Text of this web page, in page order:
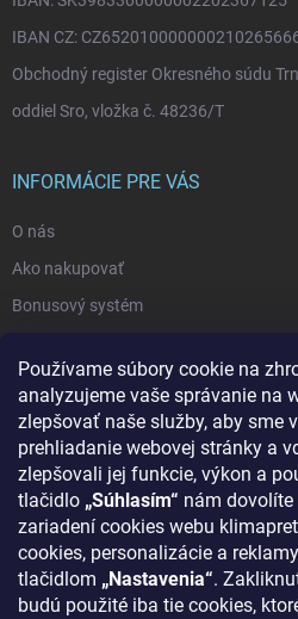
Používame súbory cookie na
analyzujeme vaše správanie na
zlepšovať naše služby, aby sme
prehliadanie webovej stránky a
zlepšovali jej funkcie, výkon a
tlačidlo „Súhlasím“ nám
zariadení cookies webu
cookies, personalizácie a
tlačidlom „Nastavenia“.
budú použité iba tie cookies,
IBAN CZ:
Obchodný register Okresného súdu
oddiel Sro, vložka č. 48236/T
INFORMÁCIE PRE VÁS
O nás
Ako nakupovať
Bonusový systém
Blog - najnovšie články
Obchodné podmienky
Podmienky ochrany osobných údajov
Odstúpenie od zmluvy
Kontakty
KONTAKT